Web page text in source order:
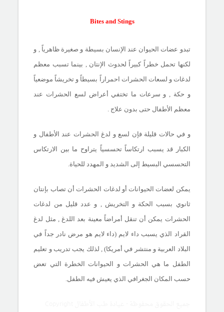
Bites and Stings
تبدو عضات الحيوان عند الإنسان بسيطة و صغيرة ظاهرياً , و
لكنها تحمل خطراً كبيراً لحدوث الإنتان , بينما تسبب معظم
لدغات و لسعات الحشرات احمراراً بسيطاً و تخريشاً موضعياً
و حكة , و سرعات ما تختفي أعراض لسع الحشرات عند
معظم الأطفال حتى بدون علاج .
و في حالات قليلة فإن لسع و لدغ الحشرات عند الأطفال و
الكبار قد يسبب ارتكاساً تحسسياً يتراوح ما بين الارتكاس
التحسسي البسيط إلى الشديد و المهدد للحياة.
يمكن لعضات الحيوانات أو لدغات الحشرات أن تصاب بإنتان
ثانوي بسبب الحكة و التخريش , و عدد قليل من لدغات
الحشرات يمكن أن تنقل أمراضاً معينة بعد اللدغ , مثل لدغ
القراد الذي يسبب داء لايم (داء لايم هو مرض نادر جداً في
البلاد العربية و منتشر في أمريكا) , لذلك يجب تدريب و تعليم
الطفل ما هي الحشرات و الحيوانات الخطرة التي تعض
حسب المكان الجغرافي الذي يعيش فيه الطفل.